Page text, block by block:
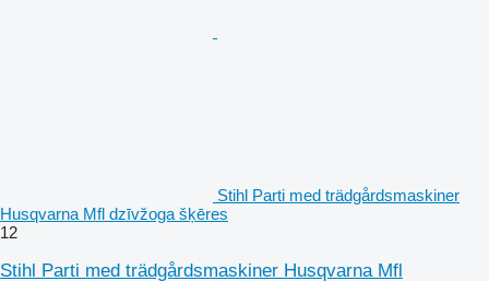
Stihl Parti med trädgårdsmaskiner
Husqvarna Mfl dzīvžoga šķēres
12
Stihl Parti med trädgårdsmaskiner Husqvarna Mfl